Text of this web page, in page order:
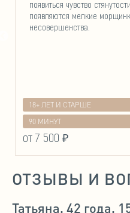
появиться чувство
появляются мелкие
несовершенства.
18+ ЛЕТ И СТАРШЕ
90 МИНУТ
от 7 500 ₽
ОТЗЫВЫ И
Татьяна, 42 года,